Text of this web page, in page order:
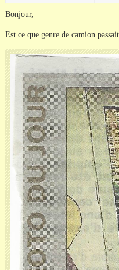
Bonjour,
Est ce que genre de camion